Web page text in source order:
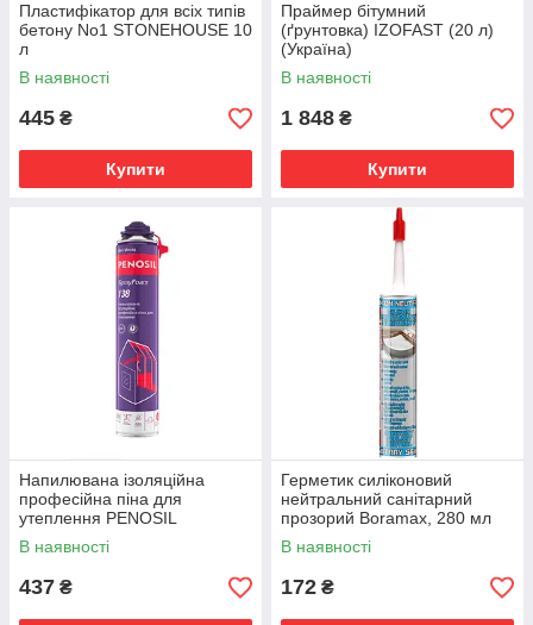
Пластифікатор для всіх типів
бетону No1 STONEHOUSE 10
л
В наявності
445 ₴
Купити
Праймер бітумний
(ґрунтовка) IZOFAST (20 л)
(Україна)
В наявності
1 848 ₴
Купити
Напилювана ізоляційна
професійна піна для
утеплення PENOSIL
SprayFoam 138 810ml
В наявності
437 ₴
Герметик силіконовий
нейтральний санітарний
прозорий Boramax, 280 мл
В наявності
172 ₴